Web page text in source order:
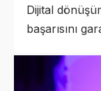
Dijital
başarısını